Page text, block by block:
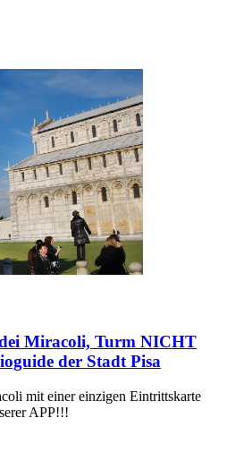
Miracoli, Turm NICHT
der Stadt Pisa
mit einer einzigen Eintrittskarte
APP!!!